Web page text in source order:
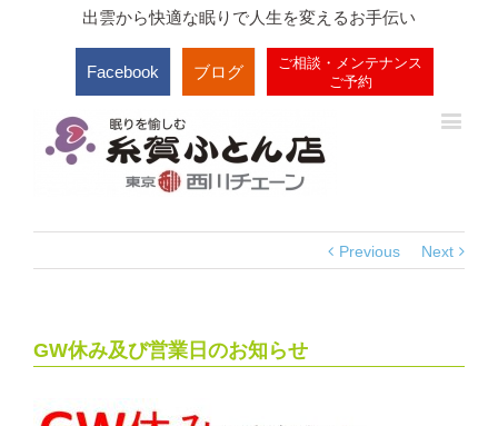
出雲から快適な眠りで人生を変えるお手伝い
Facebook ブログ
ご相談・メンテナンス
ご予約
Previous Next
GW休み及び営業日のお知らせ